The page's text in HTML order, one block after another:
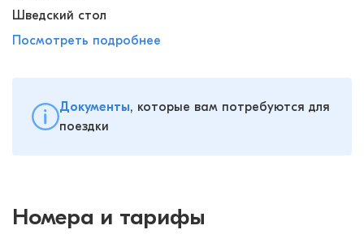
Шведский стол
Посмотреть подробнее
Документы, которые вам потребуются для
поездки
Номера и тарифы